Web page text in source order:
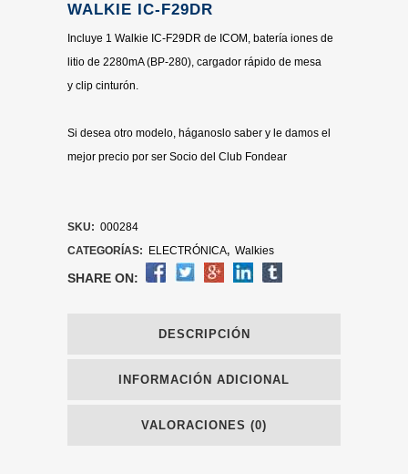
WALKIE IC-F29DR
Incluye 1 Walkie IC-F29DR de ICOM, batería iones de
litio de 2280mA (BP-280), cargador rápido de mesa
y clip cinturón.
Si desea otro modelo, háganoslo saber y le damos el
mejor precio por ser Socio del Club Fondear
SKU: 000284
CATEGORÍAS:
ELECTRÓNICA, Walkies
SHARE ON:
DESCRIPCIÓN
INFORMACIÓN ADICIONAL
VALORACIONES (0)